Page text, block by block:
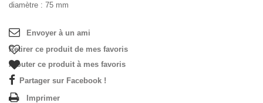
diamètre : 75 mm
Envoyer à un ami
Retirer ce produit de mes favoris
Ajouter ce produit à mes favoris
Partager sur Facebook !
Imprimer